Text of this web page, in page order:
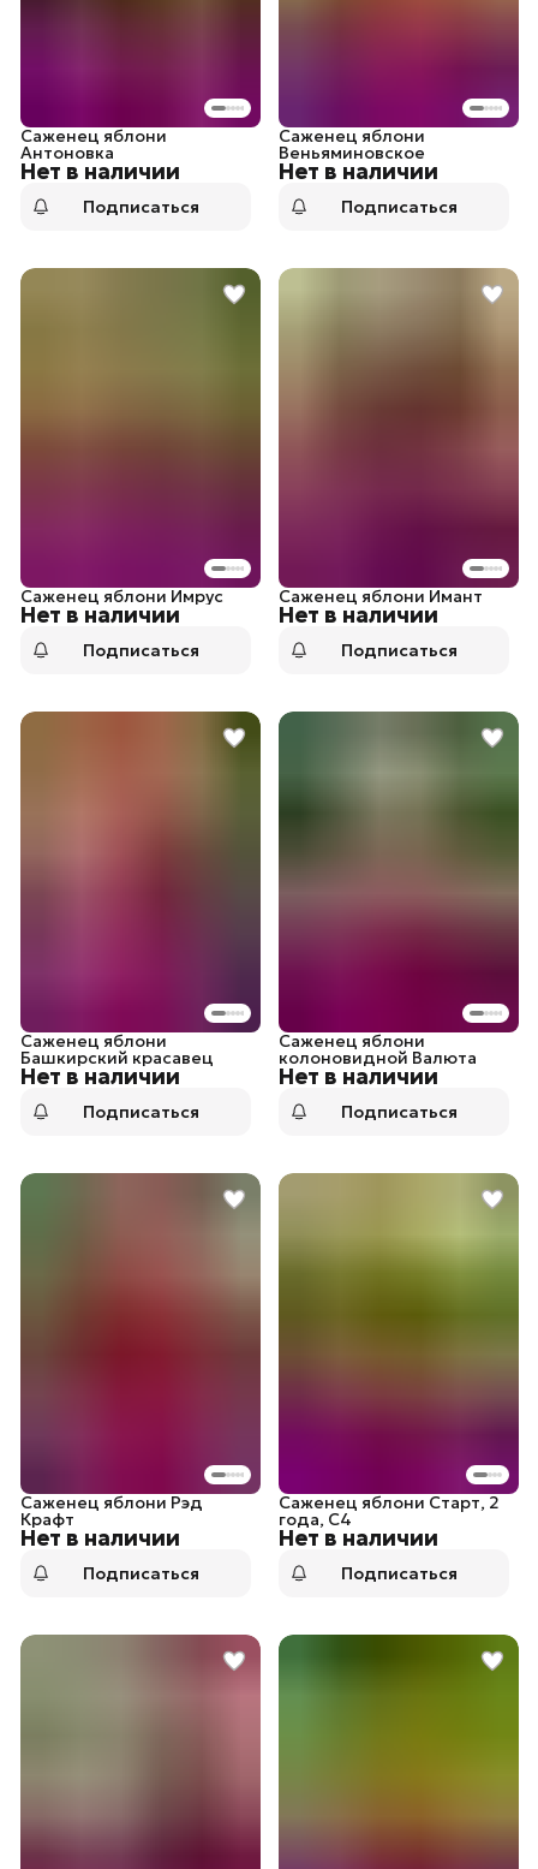
Нет в наличии
Саженец яблони
Антоновка
Подписаться
Нет в наличии
Саженец яблони
Веньяминовское
Подписаться
Нет в наличии
Саженец яблони Имрус
Подписаться
Нет в наличии
Саженец яблони Имант
Подписаться
Нет в наличии
Саженец яблони
Башкирский красавец
Подписаться
Нет в наличии
Саженец яблони
колоновидной Валюта
Подписаться
Нет в наличии
Саженец яблони Рэд
Крафт
Подписаться
Нет в наличии
Саженец яблони Старт, 2
года, С4
Подписаться